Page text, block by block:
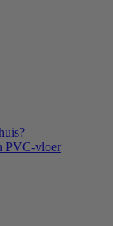
PVC-vloer